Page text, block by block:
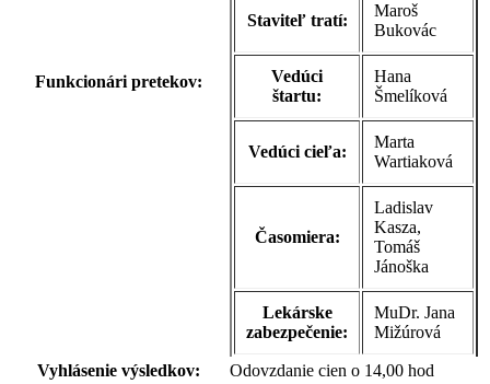
Funkcionári pretekov:
Staviteľ tratí:
Maroš
Bukovác
Vedúci
štartu:
Hana
Šmelíková
Vedúci cieľa:
Marta
Wartiaková
Časomiera:
Ladislav
Kasza,
Tomáš
Jánoška
Lekárske
zabezpečenie:
MuDr. Jana
Mižúrová
Vyhlásenie výsledkov: Odovzdanie cien o 14,00 hod